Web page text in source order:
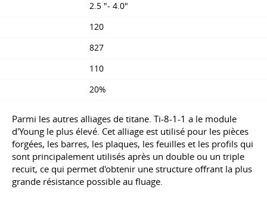
2.5 "- 4.0"
120
827
110
20%
Parmi les autres alliages de titane. Ti-8-1-1 a le module
d'Young le plus élevé. Cet alliage est utilisé pour les pièces
forgées, les barres, les plaques, les feuilles et les profils qui
sont principalement utilisés après un double ou un triple
recuit, ce qui permet d'obtenir une structure offrant la plus
grande résistance possible au fluage.